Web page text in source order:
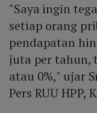
"Saya ingin
setiap orang
pendapatan
juta per tahun,
atau 0%," ujar
Pers RUU HPP,